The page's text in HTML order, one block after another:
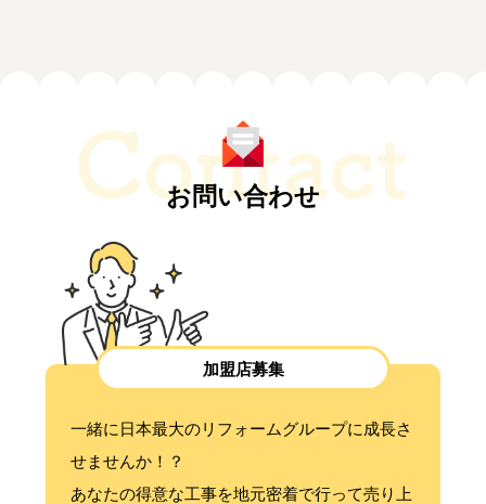
お問い合わせ
加盟店募集
一緒に日本最大のリフォームグループに成長さ
せませんか！？
あなたの得意な工事を地元密着で行って売り上